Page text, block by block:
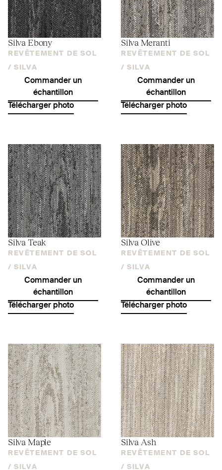
Silva Ebony
REVÊTEMENT DE SOL
/ SILVA
Commander un
échantillon
Télécharger photo
Silva Meranti
REVÊTEMENT DE SOL
/ SILVA
Commander un
échantillon
Télécharger photo
Silva Teak
REVÊTEMENT DE SOL
/ SILVA
Commander un
échantillon
Télécharger photo
Silva Olive
REVÊTEMENT DE SOL
/ SILVA
Commander un
échantillon
Télécharger photo
Silva Maple
REVÊTEMENT DE SOL
/ SILVA
Silva Ash
REVÊTEMENT DE SOL
/ SILVA